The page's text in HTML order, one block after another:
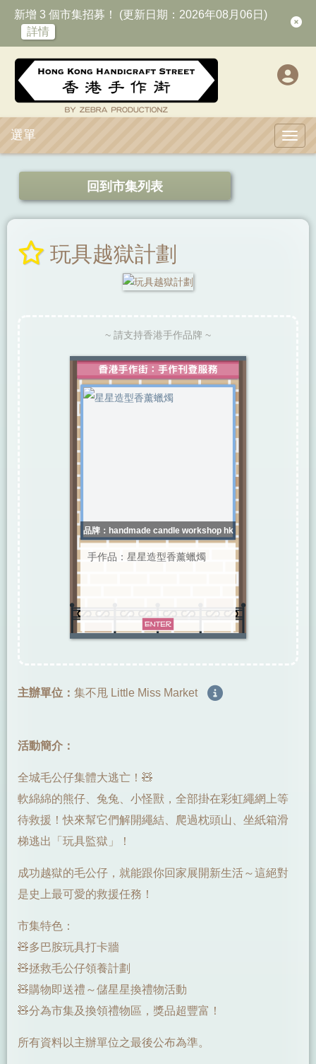
新增 3 個市集招募！ (更新日期：2026年08月06日)
詳情
選單
回到市集列表
玩具越獄計劃
~ 請支持香港手作品牌 ~
品牌：handmade candle workshop hk
手作品：星星造型香薰蠟燭
主辦單位： 集不甩 Little Miss Market
活動簡介：
全城毛公仔集體大逃亡！🧸
軟綿綿的熊仔、兔兔、小怪獸，全部掛在彩虹繩網上等
待救援！快來幫它們解開繩結、爬過枕頭山、坐紙箱滑
梯逃出「玩具監獄」！
成功越獄的毛公仔，就能跟你回家展開新生活～這絕對
是史上最可愛的救援任務！
市集特色：
🧸多巴胺玩具打卡牆
🧸拯救毛公仔領養計劃
🧸購物即送禮～儲星星換禮物活動
🧸分為市集及換領禮物區，獎品超豐富！
所有資料以主辦單位之最後公布為準。